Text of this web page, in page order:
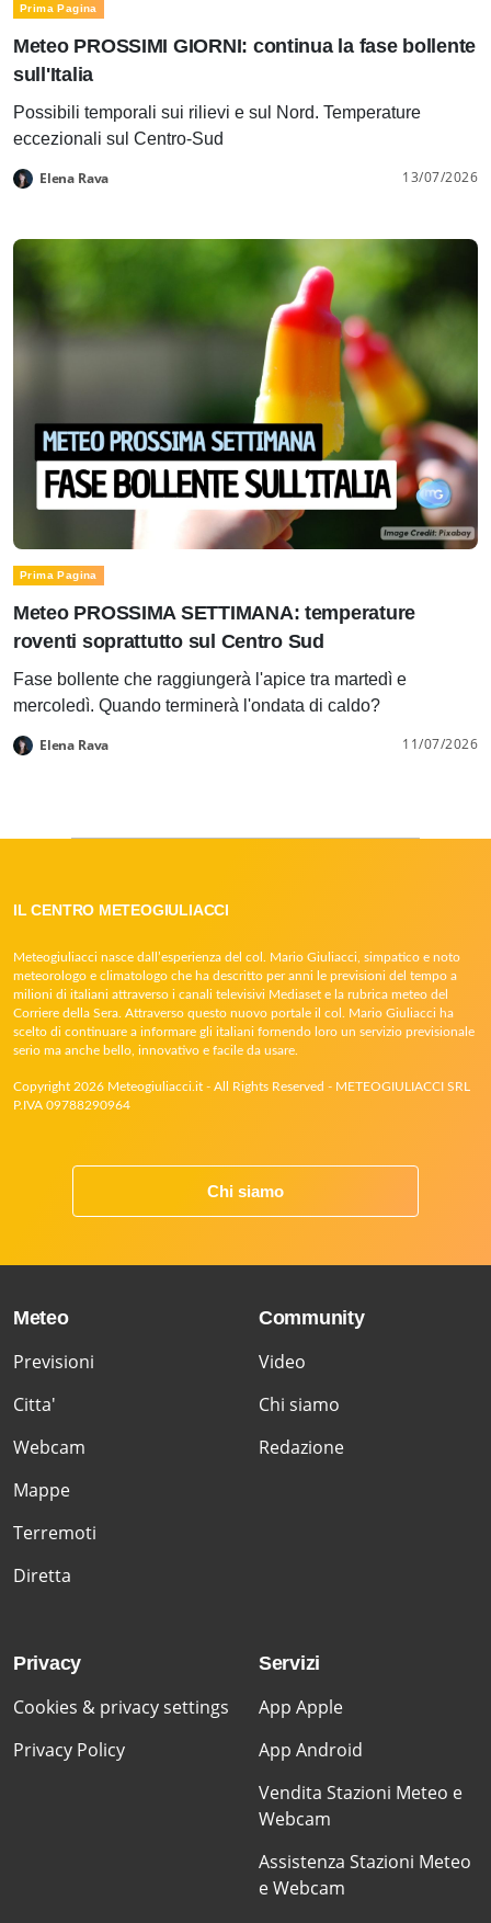
Prima Pagina
Meteo PROSSIMI GIORNI: continua la fase bollente
sull'Italia
Possibili temporali sui rilievi e sul Nord. Temperature
eccezionali sul Centro-Sud
Elena Rava 13/07/2026
Prima Pagina
Meteo PROSSIMA SETTIMANA: temperature
roventi soprattutto sul Centro Sud
Fase bollente che raggiungerà l'apice tra martedì e
mercoledì. Quando terminerà l'ondata di caldo?
Elena Rava 11/07/2026
IL CENTRO METEOGIULIACCI
Meteogiuliacci nasce dall’esperienza del col. Mario Giuliacci, simpatico e noto
meteorologo e climatologo che ha descritto per anni le previsioni del tempo a
milioni di italiani attraverso i canali televisivi Mediaset e la rubrica meteo del
Corriere della Sera. Attraverso questo nuovo portale il col. Mario Giuliacci ha
scelto di continuare a informare gli italiani fornendo loro un servizio previsionale
serio ma anche bello, innovativo e facile da usare.
Copyright 2026 Meteogiuliacci.it - All Rights Reserved - METEOGIULIACCI SRL
P.IVA 09788290964
Chi siamo
Meteo
Previsioni
Citta'
Webcam
Mappe
Terremoti
Diretta
Community
Video
Chi siamo
Redazione
Privacy
Cookies & privacy settings
Privacy Policy
Servizi
App Apple
App Android
Vendita Stazioni Meteo e
Webcam
Assistenza Stazioni Meteo
e Webcam